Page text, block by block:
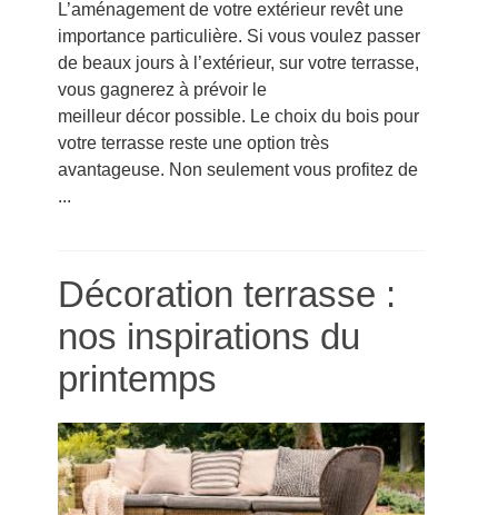
L’aménagement de votre extérieur revêt une
importance particulière. Si vous voulez passer
de beaux jours à l’extérieur, sur votre terrasse,
vous gagnerez à prévoir le
meilleur décor possible. Le choix du bois pour
votre terrasse reste une option très
avantageuse. Non seulement vous profitez de
...
Décoration terrasse :
nos inspirations du
printemps